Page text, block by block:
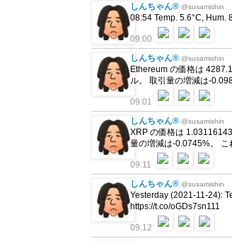
しんちゃん® @susamishin
08:54 Temp. 5.6°C, Hum.
09:00
しんちゃん® @susamishin
Ethereum の価格は
ル。 取引量の増減は-
09:01
しんちゃん® @susamishin
XRP の価格は
量の増減は-0.0745%。
09:11
しんちゃん® @susamishin
Yesterday (2021-11-24):
https://t.co/oGDs7sn111
09:12